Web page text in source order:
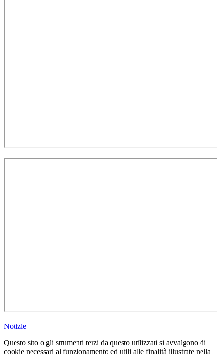
Notizie
Questo sito o gli strumenti terzi da questo utilizzati si avvalgono di
cookie necessari al funzionamento ed utili alle finalità illustrate nella